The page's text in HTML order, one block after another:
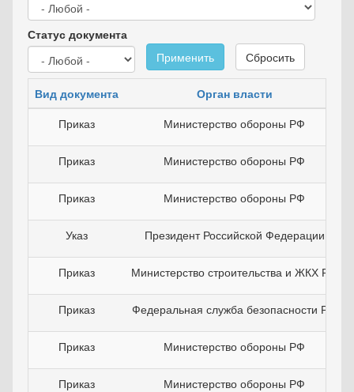
Статус документа
Применить
Сбросить
Вид документа Орган власти
Приказ
Министерство обороны РФ
Приказ Министерство обороны РФ
Приказ Министерство обороны РФ
Указ Президент Российской Федерации
Приказ Министерство строительства и ЖКХ РФ
Приказ Федеральная служба безопасности РФ
Приказ Министерство обороны РФ
Приказ Министерство обороны РФ